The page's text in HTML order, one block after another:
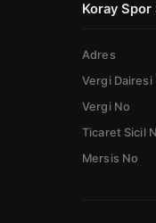
Koray
Adres
Vergi Dairesi
Vergi No
Ticaret Sicil
Mersis No